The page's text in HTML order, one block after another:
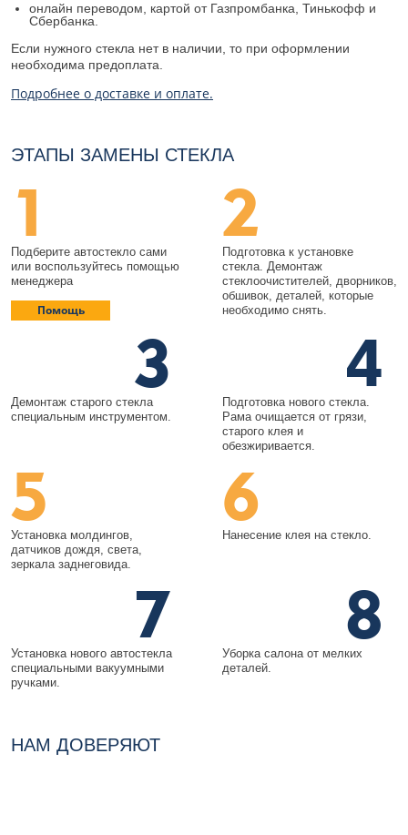
онлайн переводом, картой от Газпромбанка, Тинькофф и
Сбербанка.
Если нужного стекла нет в наличии, то при оформлении
необходима предоплата.
Подробнее о доставке и оплате.
ЭТАПЫ ЗАМЕНЫ СТЕКЛА
1
Подберите автостекло сами
или воспользуйтесь помощью
менеджера
Помощь
2
Подготовка к установке
стекла. Демонтаж
стеклоочистителей, дворников,
обшивок, деталей, которые
необходимо снять.
3
Демонтаж старого стекла
специальным инструментом.
4
Подготовка нового стекла.
Рама очищается от грязи,
старого клея и
обезжиривается.
5
Установка молдингов,
датчиков дождя, света,
зеркала заднеговида.
6
Нанесение клея на стекло.
7
Установка нового автостекла
специальными вакуумными
ручками.
8
Уборка салона от мелких
деталей.
НАМ ДОВЕРЯЮТ